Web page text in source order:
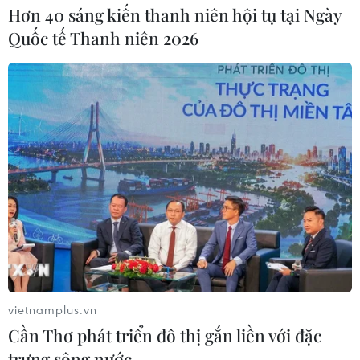
Nơi tiếng mẹ đẻ được hồi sinh giữa
lòng nước Đức
30/07/2026 08:18
Kiều bào tại Đức hơn 10 năm dành
nhà miễn phí cho con em chiến sỹ
Trường Sa
30/07/2026 02:03
Phát huy nguồn lực người Việt ở
nước ngoài: Từ đối ngoại đến động
lực phát triển
30/07/2026 01:20
Lao động Việt Nam dũng cảm
Hơn 40 sáng kiến thanh niên hội tụ tại Ngày
Quốc tế Thanh niên 2026
vietnamplus.vn
Cần Thơ phát triển đô thị gắn liền với đặc